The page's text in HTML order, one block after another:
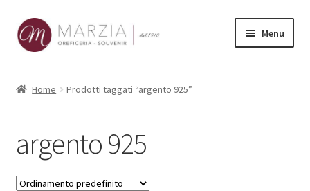
Vai
alla
Vai
al
Menu
La nostra storia
Contatti
Home Prodotti taggati “argento 925”
argento 925